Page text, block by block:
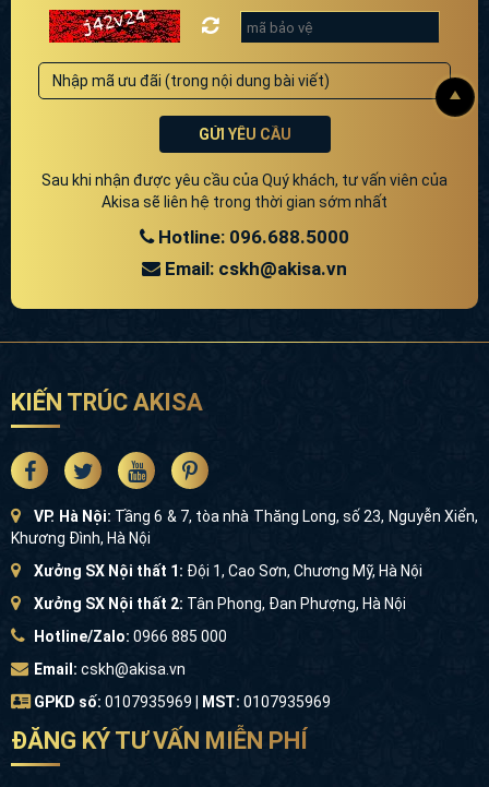
GỬI YÊU CẦU
Sau khi nhận được yêu cầu của Quý khách, tư vấn viên của
Akisa sẽ liên hệ trong thời gian sớm nhất
Hotline: 096.688.5000
Email: cskh@akisa.vn
KIẾN TRÚC AKISA
VP. Hà Nội: Tầng 6 & 7, tòa nhà Thăng Long, số 23, Nguyễn Xiển,
Khương Đình, Hà Nội
Xưởng SX Nội thất 1: Đội 1, Cao Sơn, Chương Mỹ, Hà Nội
Xưởng SX Nội thất 2: Tân Phong, Đan Phượng, Hà Nội
Hotline/Zalo: 0966 885 000
Email: cskh@akisa.vn
GPKD số: 0107935969 | MST: 0107935969
ĐĂNG KÝ TƯ VẤN MIỄN PHÍ